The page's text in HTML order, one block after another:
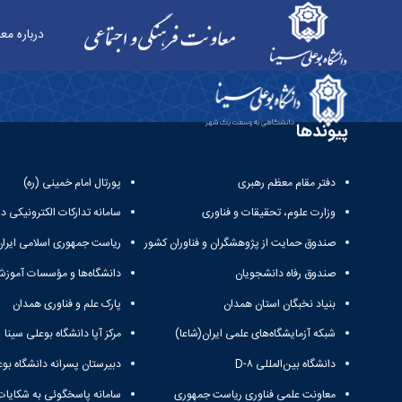
درباره
واحد نظارت و ارزیابی - معاونت فرهنگی
پیوندها
دفتر مقام معظم رهبری
وزارت علوم، تحقیقات و فناوری
صندوق حمایت از پژوهشگران و فناوران کشور
صندوق رفاه دانشجویان
بنیاد نخبگان استان همدان
شبکه آزمایشگاه‌های علمی ایران(شاعا)
دانشگاه بین‌المللی D-۸
معاونت علمی فناوری ریاست جمهوری
پورتال امام خمینی (ره)
سامانه تدارکات الکترونیکی
ریاست جمهوری اسلامی
دانشگاه‌ها و مؤسسات
پارک علم و فناوری همدان
مرکز آپا دانشگاه بوعلی سینا
دبیرستان پسرانه دانشگاه
سامانه پاسخگوئی به